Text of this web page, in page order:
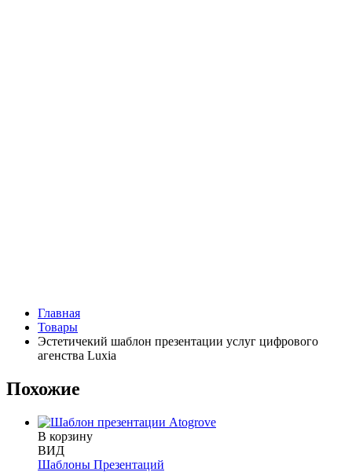
Главная
Товары
Эстетичекий шаблон презентации услуг цифрового
агенства Luxia
Похожие
В корзину
ВИД
Шаблоны Презентаций